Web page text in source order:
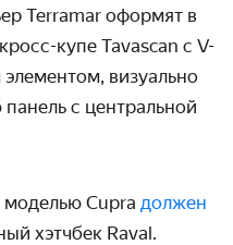
Terramar оформят в
купе Tavascan с V-
визуально
с центральной
Cupra должен
хэтчбек Raval.